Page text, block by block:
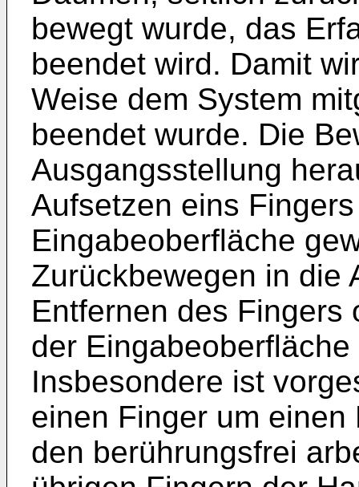
bewegt wurde, das
beendet wird. Damit
Weise dem System
beendet wurde. Die
Ausgangsstellung
Aufsetzen eins
Eingabeoberfläche
Zurückbewegen in die
Entfernen des Fingers
der
Insbesondere ist
einen Finger um
den berührungsfrei